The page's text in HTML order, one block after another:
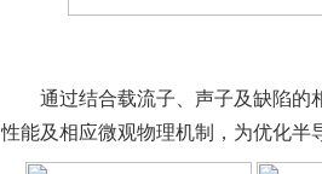
通过结合载流子、声子及缺陷的
性能及相应微观物理机制，为优化半